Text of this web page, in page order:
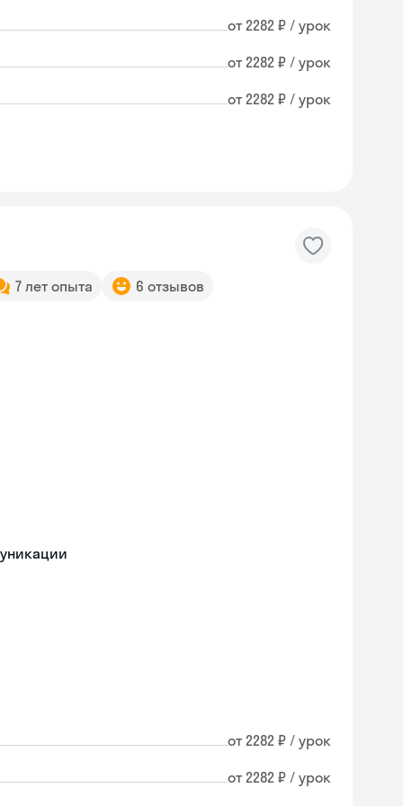
от 2282 ₽ / урок
от 2282 ₽ / урок
от 2282 ₽ / урок
7 лет опыта 6 отзывов
от 2282 ₽ / урок
от 2282 ₽ / урок
Skyeng Chat